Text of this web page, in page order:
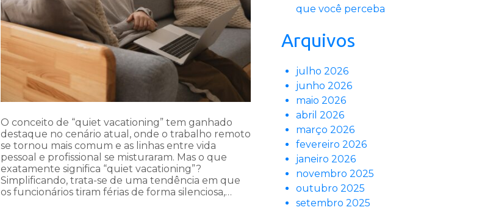
O conceito de “quiet vacationing” tem ganhado
destaque no cenário atual, onde o trabalho remoto
se tornou mais comum e as linhas entre vida
pessoal e profissional se misturaram. Mas o que
exatamente significa “quiet vacationing”?
Simplificando, trata-se de uma tendência em que
os funcionários tiram férias de forma silenciosa,…
que você perceba
Arquivos
julho 2026
junho 2026
maio 2026
abril 2026
março 2026
fevereiro 2026
janeiro 2026
novembro 2025
outubro 2025
setembro 2025